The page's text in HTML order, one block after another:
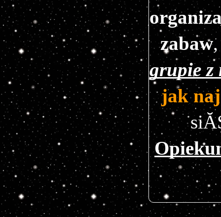
zabaw
grupie z
jak